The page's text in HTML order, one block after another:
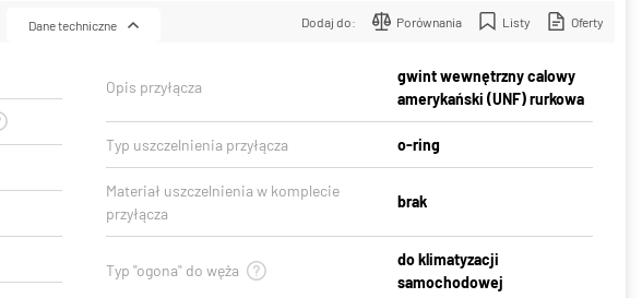
Dodaj do: Porównania Listy Oferty
Dane techniczne
Opis przyłącza
gwint wewnętrzny calowy
amerykański (UNF) rurkowa
Typ uszczelnienia przyłącza o-ring
Materiał uszczelnienia w komplecie
przyłącza
brak
Typ "ogona" do węża
do klimatyzacji
samochodowej